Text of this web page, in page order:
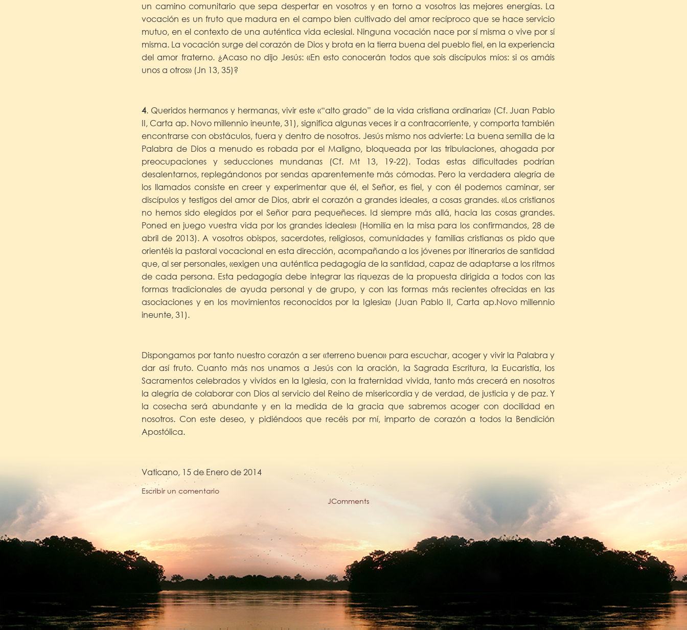
un camino comunitario que sepa despertar en vosotros y en torno a vosotros las mejores energías. La
vocación es un fruto que madura en el campo bien cultivado del amor recíproco que se hace servicio
mutuo, en el contexto de una auténtica vida eclesial. Ninguna vocación nace por sí misma o vive por sí
misma. La vocación surge del corazón de Dios y brota en la tierra buena del pueblo fiel, en la experiencia
del amor fraterno. ¿Acaso no dijo Jesús: «En esto conocerán todos que sois discípulos míos: si os amáis
unos a otros» (Jn 13, 35)?
4. Queridos hermanos y hermanas, vivir este «“alto grado” de la vida cristiana ordinaria» (Cf. Juan Pablo
II, Carta ap. Novo millennio ineunte, 31), significa algunas veces ir a contracorriente, y comporta también
encontrarse con obstáculos, fuera y dentro de nosotros. Jesús mismo nos advierte: La buena semilla de la
Palabra de Dios a menudo es robada por el Maligno, bloqueada por las tribulaciones, ahogada por
preocupaciones y seducciones mundanas (Cf. Mt 13, 19-22). Todas estas dificultades podrían
desalentarnos, replegándonos por sendas aparentemente más cómodas. Pero la verdadera alegría de
los llamados consiste en creer y experimentar que él, el Señor, es fiel, y con él podemos caminar, ser
discípulos y testigos del amor de Dios, abrir el corazón a grandes ideales, a cosas grandes. «Los cristianos
no hemos sido elegidos por el Señor para pequeñeces. Id siempre más allá, hacia las cosas grandes.
Poned en juego vuestra vida por los grandes ideales» (Homilía en la misa para los confirmandos, 28 de
abril de 2013). A vosotros obispos, sacerdotes, religiosos, comunidades y familias cristianas os pido que
orientéis la pastoral vocacional en esta dirección, acompañando a los jóvenes por itinerarios de santidad
que, al ser personales, «exigen una auténtica pedagogía de la santidad, capaz de adaptarse a los ritmos
de cada persona. Esta pedagogía debe integrar las riquezas de la propuesta dirigida a todos con las
formas tradicionales de ayuda personal y de grupo, y con las formas más recientes ofrecidas en las
asociaciones y en los movimientos reconocidos por la Iglesia» (Juan Pablo II, Carta ap.Novo millennio
ineunte, 31).
Dispongamos por tanto nuestro corazón a ser «terreno bueno» para escuchar, acoger y vivir la Palabra y
dar así fruto. Cuanto más nos unamos a Jesús con la oración, la Sagrada Escritura, la Eucaristía, los
Sacramentos celebrados y vividos en la Iglesia, con la fraternidad vivida, tanto más crecerá en nosotros
la alegría de colaborar con Dios al servicio del Reino de misericordia y de verdad, de justicia y de paz. Y
la cosecha será abundante y en la medida de la gracia que sabremos acoger con docilidad en
nosotros. Con este deseo, y pidiéndoos que recéis por mí, imparto de corazón a todos la Bendición
Apostólica.
Vaticano, 15 de Enero de 2014
Escribir un comentario
JComments